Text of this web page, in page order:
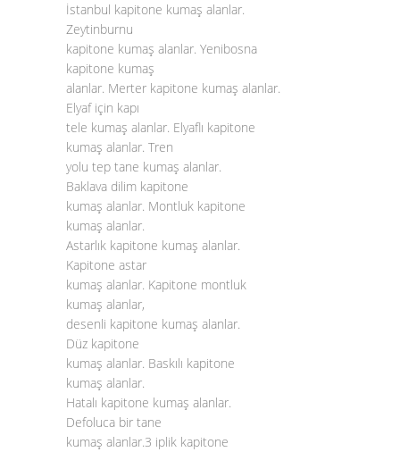
İstanbul kapitone kumaş alanlar.
Zeytinburnu
kapitone kumaş alanlar. Yenibosna
kapitone kumaş
alanlar. Merter kapitone kumaş alanlar.
Elyaf için kapı
tele kumaş alanlar. Elyaflı kapitone
kumaş alanlar. Tren
yolu tep tane kumaş alanlar.
Baklava dilim kapitone
kumaş alanlar. Montluk kapitone
kumaş alanlar.
Astarlık kapitone kumaş alanlar.
Kapitone astar
kumaş alanlar. Kapitone montluk
kumaş alanlar,
desenli kapitone kumaş alanlar.
Düz kapitone
kumaş alanlar. Baskılı kapitone
kumaş alanlar.
Hatalı kapitone kumaş alanlar.
Defoluca bir tane
kumaş alanlar.3 iplik kapitone